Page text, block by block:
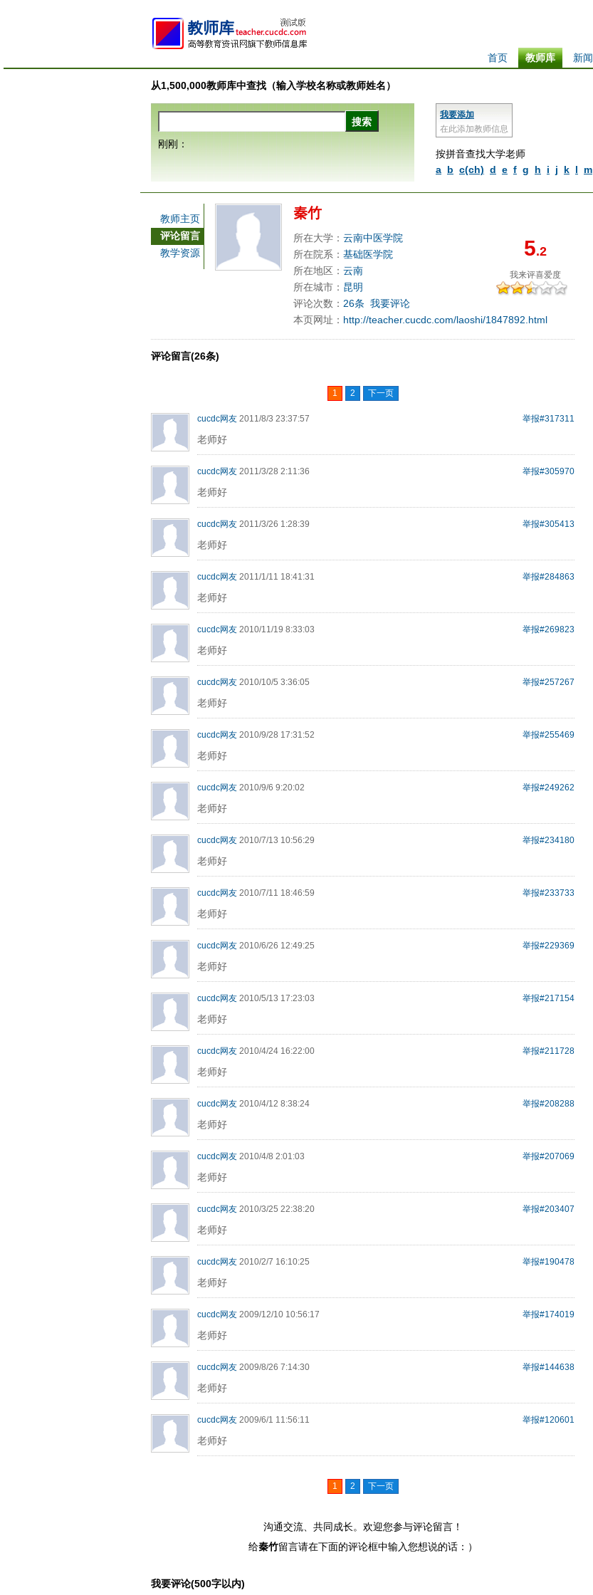
新闻
教师库
首页
从1,500,000教师库中查找（输入学校名称或教师姓名）
我要添加
在此添加教师信息
按拼音查找大学老师
a b c(ch) d e f g h i j k l m
刚刚：
教师主页
评论留言
教学资源
秦竹
5.2
我来评喜爱度
所在大学： 云南中医学院
所在院系： 基础医学院
所在地区： 云南
所在城市： 昆明
评论次数： 26条 我要评论
本页网址： http://teacher.cucdc.com/laoshi/1847892.html
评论留言(26条)
1 2 下一页
举报#317311
cucdc网友 2011/8/3 23:37:57
老师好
举报#305970
cucdc网友 2011/3/28 2:11:36
老师好
举报#305413
cucdc网友 2011/3/26 1:28:39
老师好
举报#284863
cucdc网友 2011/1/11 18:41:31
老师好
举报#269823
cucdc网友 2010/11/19 8:33:03
老师好
举报#257267
cucdc网友 2010/10/5 3:36:05
老师好
举报#255469
cucdc网友 2010/9/28 17:31:52
老师好
举报#249262
cucdc网友 2010/9/6 9:20:02
老师好
举报#234180
cucdc网友 2010/7/13 10:56:29
老师好
举报#233733
cucdc网友 2010/7/11 18:46:59
老师好
举报#229369
cucdc网友 2010/6/26 12:49:25
老师好
举报#217154
cucdc网友 2010/5/13 17:23:03
老师好
举报#211728
cucdc网友 2010/4/24 16:22:00
老师好
举报#208288
cucdc网友 2010/4/12 8:38:24
老师好
举报#207069
cucdc网友 2010/4/8 2:01:03
老师好
举报#203407
cucdc网友 2010/3/25 22:38:20
老师好
举报#190478
cucdc网友 2010/2/7 16:10:25
老师好
举报#174019
cucdc网友 2009/12/10 10:56:17
老师好
举报#144638
cucdc网友 2009/8/26 7:14:30
老师好
举报#120601
cucdc网友 2009/6/1 11:56:11
老师好
1 2 下一页
沟通交流、共同成长。欢迎您参与评论留言！
给秦竹留言请在下面的评论框中输入您想说的话：）
我要评论(500字以内)